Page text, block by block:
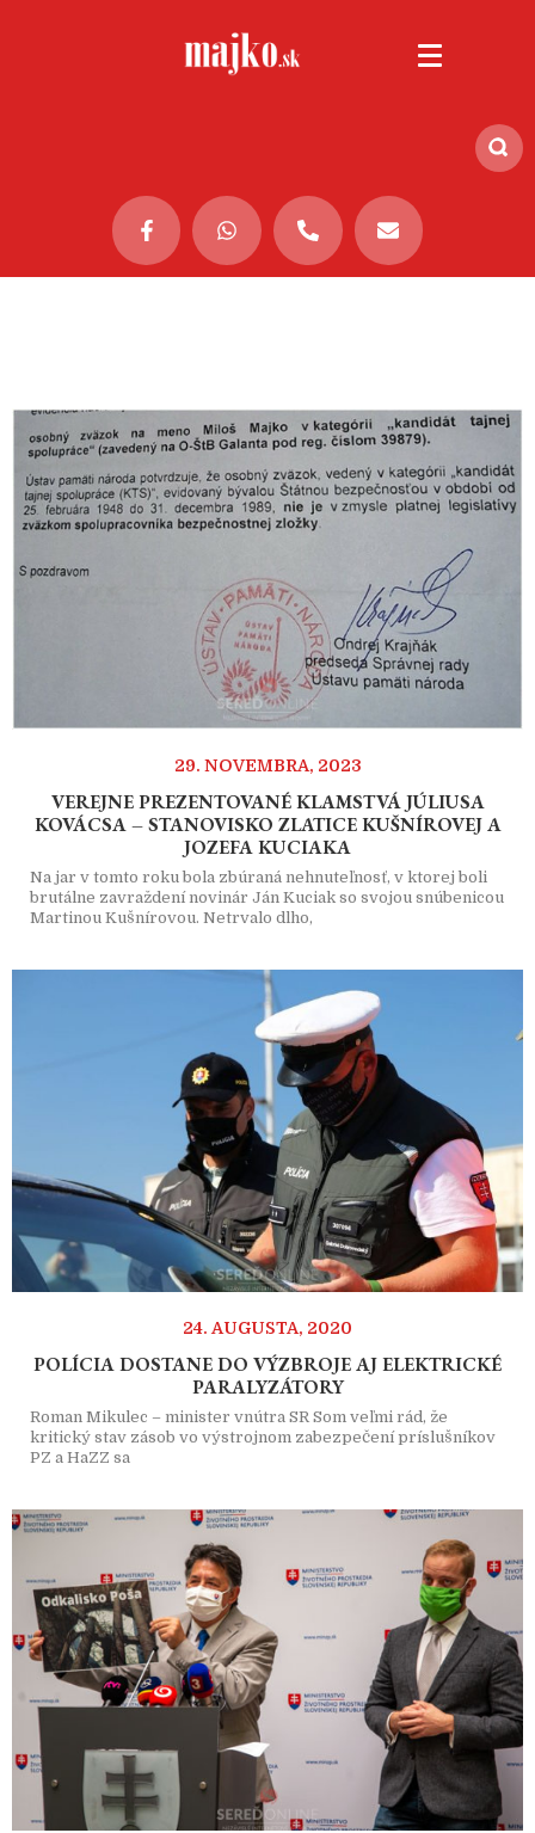
29. NOVEMBRA, 2023
VEREJNE PREZENTOVANÉ KLAMSTVÁ JÚLIUSA
KOVÁCSA – STANOVISKO ZLATICE KUŠNÍROVEJ A
JOZEFA KUCIAKA
Na jar v tomto roku bola zbúraná nehnuteľnosť, v ktorej boli
brutálne zavraždení novinár Ján Kuciak so svojou snúbenicou
Martinou Kušnírovou. Netrvalo dlho,
24. AUGUSTA, 2020
POLÍCIA DOSTANE DO VÝZBROJE AJ ELEKTRICKÉ
PARALYZÁTORY
Roman Mikulec – minister vnútra SR Som veľmi rád, že
kritický stav zásob vo výstrojnom zabezpečení príslušníkov
PZ a HaZZ sa